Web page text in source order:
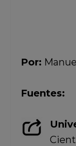
Por:
Fuentes: